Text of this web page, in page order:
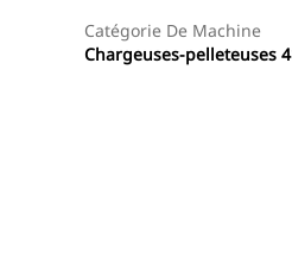
Catégorie De Machine
Chargeuses-pelleteuses